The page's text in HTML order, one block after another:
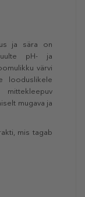
ja sära on
pH- ja
värvi
looduslikele
mugava ja
mis tagab